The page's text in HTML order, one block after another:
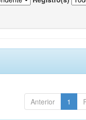
Anterior 1